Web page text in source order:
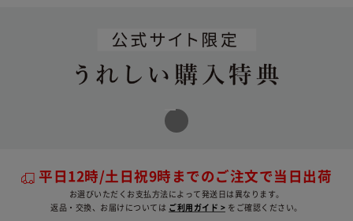
平日12時/土日祝9時までのご注文で当日出荷
お選びいただくお支払方法によって発送日は異なります。
返品・交換、お届けについては ご利用ガイド > をご確認ください。
きちんと保証について
自然故障に加え物損故障にも対応
保証期間は5年間
期間中は修理･代替品の費用負担